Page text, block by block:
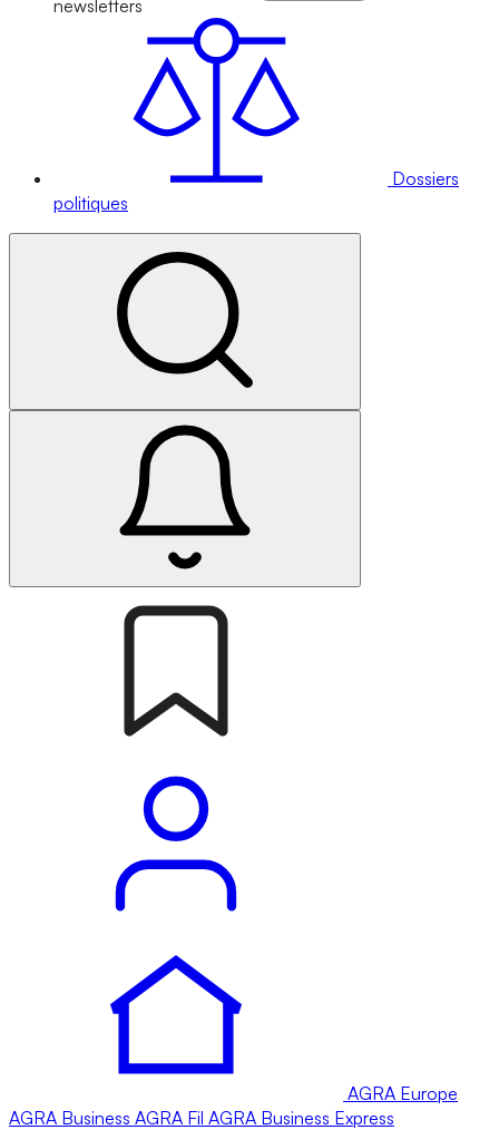
newsletters
Dossiers
politiques
AGRA Europe
AGRA Business AGRA Fil AGRA Business Express